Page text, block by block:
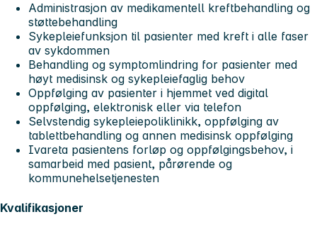
Administrasjon av medikamentell kreftbehandling og
støttebehandling
Sykepleiefunksjon til pasienter med kreft i alle faser
av sykdommen
Behandling og symptomlindring for pasienter med
høyt medisinsk og sykepleiefaglig behov
Oppfølging av pasienter i hjemmet ved digital
oppfølging, elektronisk eller via telefon
Selvstendig sykepleiepoliklinikk, oppfølging av
tablettbehandling og annen medisinsk oppfølging
Ivareta pasientens forløp og oppfølgingsbehov, i
samarbeid med pasient, pårørende og
kommunehelsetjenesten
Kvalifikasjoner